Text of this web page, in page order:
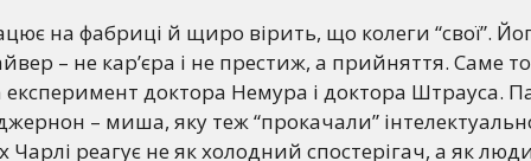
на фабриці й щиро вірить, що колеги “свої”.
– не кар’єра і не престиж, а прийняття. Саме
експеримент доктора Немура і доктора Штрауса.
– миша, яку теж “прокачали”
реагує не як холодний спостерігач, а як